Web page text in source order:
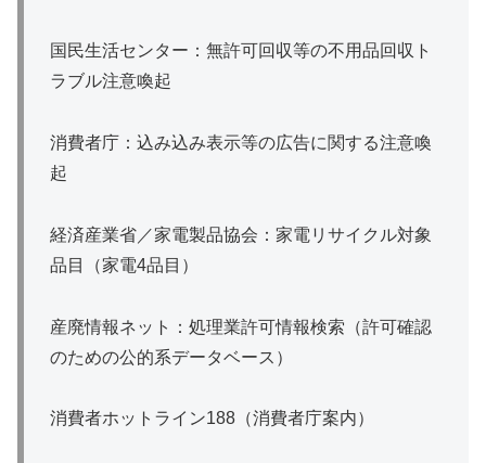
国民生活センター：無許可回収等の不用品回収ト
ラブル注意喚起
消費者庁：込み込み表示等の広告に関する注意喚
起
経済産業省／家電製品協会：家電リサイクル対象
品目（家電4品目）
産廃情報ネット：処理業許可情報検索（許可確認
のための公的系データベース）
消費者ホットライン188（消費者庁案内）